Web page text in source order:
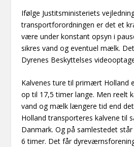
Ifølge Justitsministeriets
transportforordningen er det et
være under konstant opsyn i
sikres vand og eventuel mælk.
Dyrenes Beskyttelses
Kalvenes ture til primært Holland
op til 17,5 timer lange. Men reelt
vand og mælk længere tid end
Holland transporteres kalvene til
Danmark. Og på samlestedet
6 timer. Det får